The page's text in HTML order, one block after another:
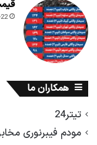
قیمت
همکاران ما
تیتر24
مودم فیبرنوری